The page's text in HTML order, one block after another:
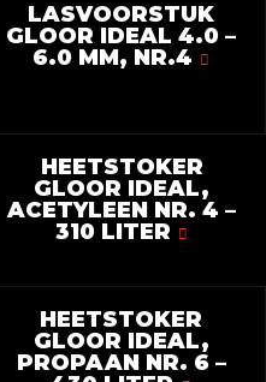
LASVOORSTUK
GLOOR IDEAL 4.0 –
6.0 MM, NR.4
HEETSTOKER
GLOOR IDEAL,
ACETYLEEN NR. 4 –
310 LITER
HEETSTOKER
GLOOR IDEAL,
PROPAAN NR. 6 –